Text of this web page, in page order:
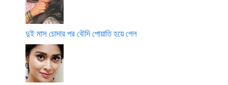
দুই মাস চোদার পর বৌদি পোয়াতি হয়ে গেল